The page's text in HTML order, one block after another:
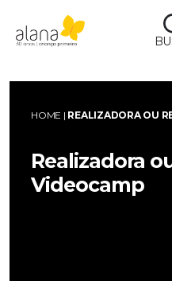
HOME | REALIZADORA OU
Realizadora
Videocamp